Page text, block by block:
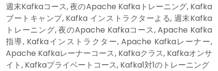
週末Kafkaコース, 夜のApache Kafkaトレーニング, Kafka
ブートキャンプ, Kafka インストラクターよる, 週末Kafka
トレーニング, 夜のApache Kafkaコース, Apache Kafka
指導, Kafkaインストラクター, Apache Kafkaレーナー,
Apache Kafkaレーナーコース, Kafkaクラス, Kafkaオンサ
イト, Kafkaプライベートコース, Kafka1対1のトレーニング